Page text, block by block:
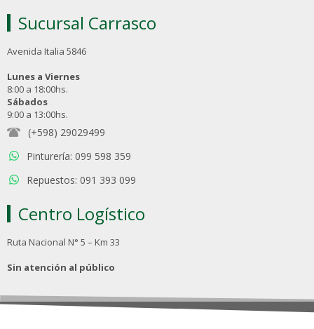
Sucursal Carrasco
Avenida Italia 5846
Lunes a Viernes
8:00 a 18:00hs.
Sábados
9:00 a 13:00hs.
(+598) 29029499
Pinturería: 099 598 359
Repuestos: 091 393 099
Centro Logístico
Ruta Nacional N° 5 – Km 33
Sin atención al público